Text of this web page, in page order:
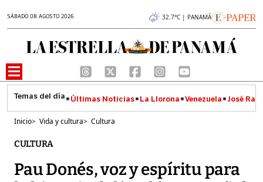
SÁBADO 08 AGOSTO 2026 32.7°C | PANAMÁ
Últimas Noticias La Llorona Venezuela José
Inicio> Vida y cultura> Cultura
CULTURA
Pau Donés, voz y espíritu para